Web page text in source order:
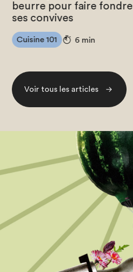
beurre pour faire fondre
ses convives
Cuisine 101 6 min
Voir tous les articles